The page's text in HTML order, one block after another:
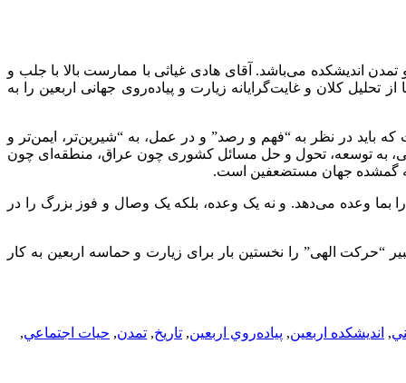
اندیشكده می‌باشد. آقای هادی غیاثی با ممارست بالا با جلب و
تحلیل کلان و غایت‌گرایانه زیارت و پیاده‌روی جهانی اربعین را به
اربعین متفاوت است. یک سطح عینی و مهم، رویداد و سفر معنوی و راهپیمایی سه تا 10 روزه‌ای است که باید در نظر به “فهم و رصد” و در عمل، به “شیرین‌تر، ایمن‌تر و
به توسعه، تحول و حل مسائل کشوری چون عراق، منطقه‌ای چون
که گمشده جهان مستضعفین است.
بما وعده می‌دهد. و نه یک وعده، بلکه یک وصال و فوز بزرگ را در
“حرکت الهی” را نخستین بار برای زیارت و حماسه اربعین به کار
, انديشكده اربعين, پياده‌روي اربعين, تاريخ, تمدن, حيات اجتماعي,